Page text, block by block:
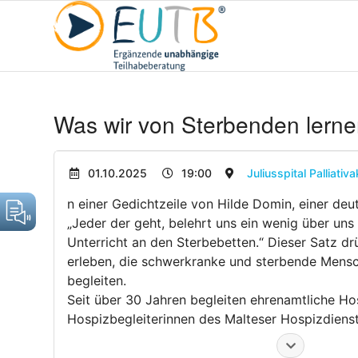
Was wir von Sterbenden
01.10.2025 19:00 Juliusspital
n einer Gedichtzeile von Hilde Domin, einer
„Jeder der geht, belehrt uns ein wenig über
Unterricht an den Sterbebetten.“ Dieser Satz
erleben, die schwerkranke und sterbende
begleiten.
Seit über 30 Jahren begleiten ehrenamtliche
Hospizbegleiterinnen des Malteser
Würzburg Menschen im Leben und im Sterben.